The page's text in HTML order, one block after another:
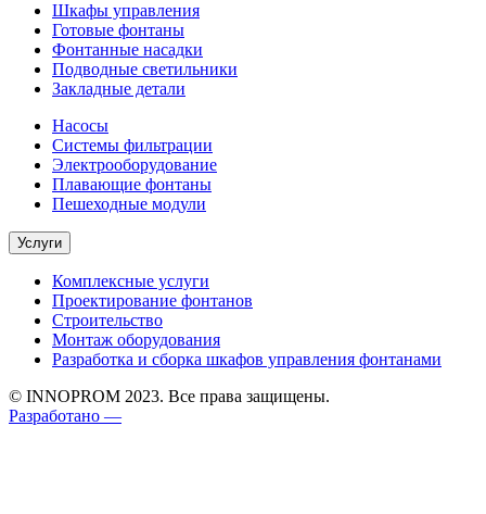
Шкафы управления
Готовые фонтаны
Фонтанные насадки
Подводные светильники
Закладные детали
Насосы
Системы фильтрации
Электрооборудование
Плавающие фонтаны
Пешеходные модули
Услуги
Комплексные услуги
Проектирование фонтанов
Строительство
Монтаж оборудования
Разработка и сборка шкафов управления фонтанами
© INNOPROM 2023. Все права защищены.
Разработано —